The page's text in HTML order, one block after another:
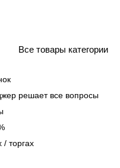
Все товары категории
решает все вопросы
/ торгах